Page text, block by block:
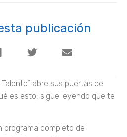
publicación
abre sus puertas de
es esto, sigue leyendo que te
programa completo de